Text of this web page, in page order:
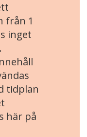
från 1
inget
tidplan
här på